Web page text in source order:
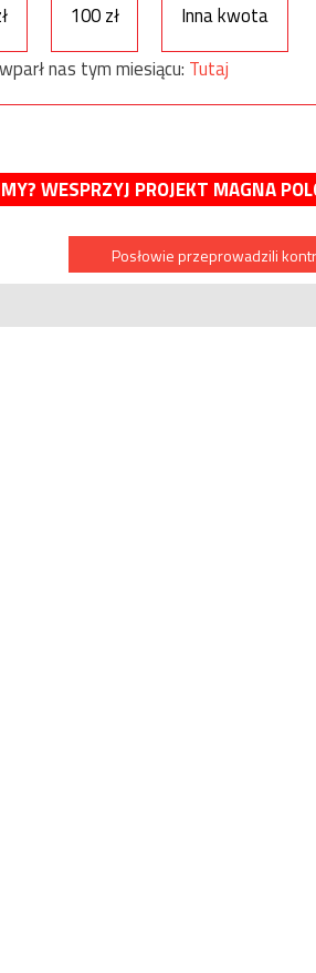
100 zł
Inna kwota
nas tym miesiącu: Tutaj
WESPRZYJ PROJEKT MAGNA
Posłowie przeprowadzili